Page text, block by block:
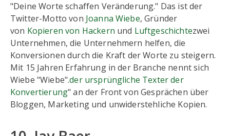
"Deine Worte schaffen Veränderung." Das ist der
Twitter-Motto von Joanna Wiebe, Gründer
von Kopieren von Hackern und Luftgeschichtezwei
Unternehmen, die Unternehmern helfen, die
Konversionen durch die Kraft der Worte zu steigern.
Mit 15 Jahren Erfahrung in der Branche nennt sich
Wiebe "Wiebe".der ursprüngliche Texter der
Konvertierung" an der Front von Gesprächen über
Bloggen, Marketing und unwiderstehliche Kopien.